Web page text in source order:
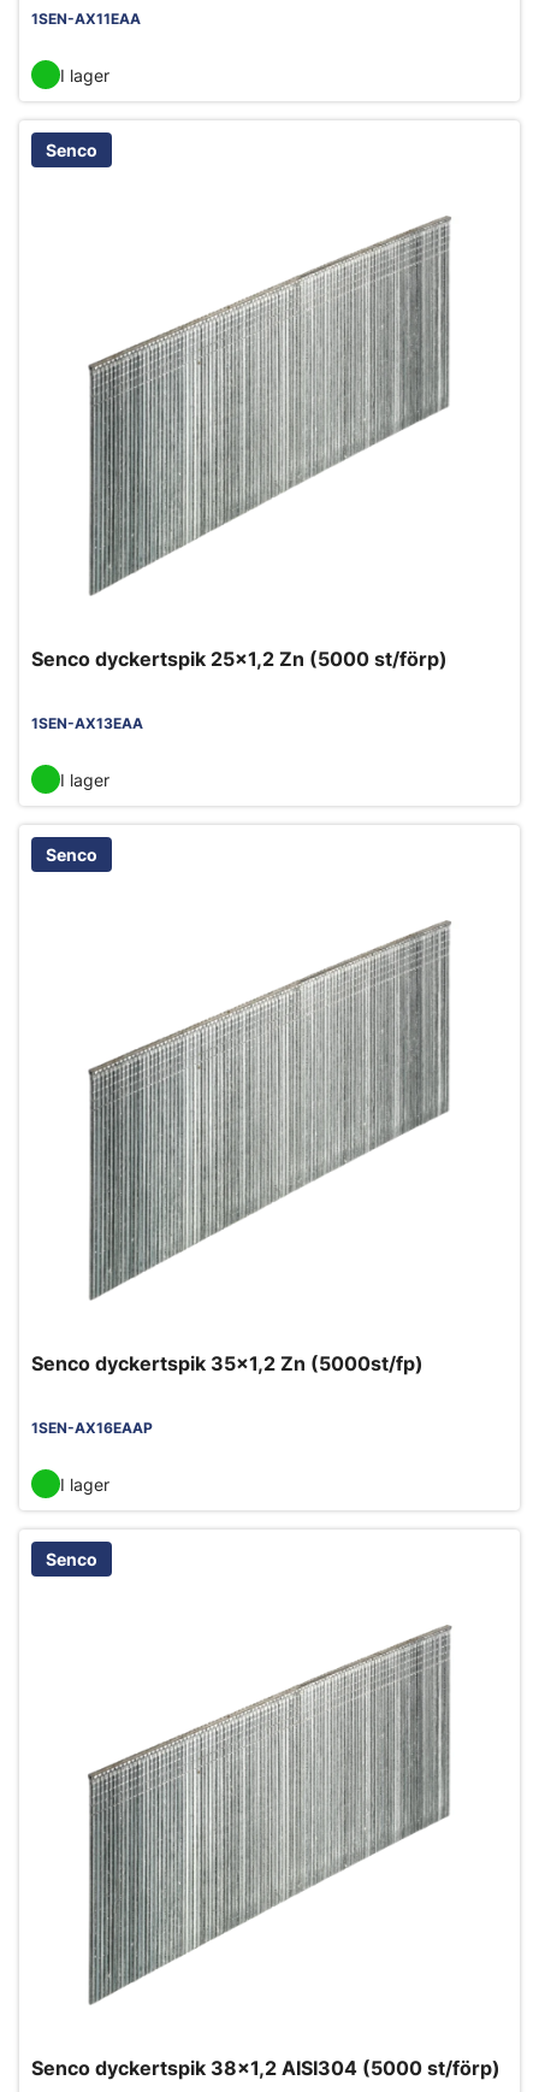
1SEN-AX11EAA
I lager
Senco
Senco dyckertspik 25x1,2 Zn (5000 st/förp)
1SEN-AX13EAA
I lager
Senco
Senco dyckertspik 35x1,2 Zn (5000st/fp)
1SEN-AX16EAAP
I lager
Senco
Senco dyckertspik 38x1,2 AISI304 (5000 st/förp)